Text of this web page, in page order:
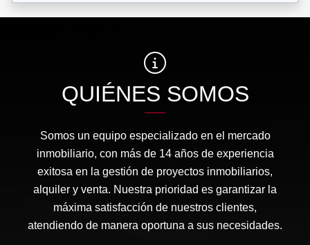
QUIÉNES SOMOS
Somos un equipo especializado en el mercado
inmobiliario, con más de 14 años de experiencia
exitosa en la gestión de proyectos inmobiliarios,
alquiler y venta. Nuestra prioridad es garantizar la
máxima satisfacción de nuestros clientes,
atendiendo de manera oportuna a sus necesidades.